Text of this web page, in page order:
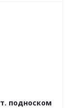
подноском